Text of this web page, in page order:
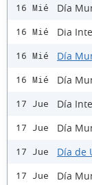
16 Mié Día
16 Mié Dia
16 Mié Día
16 Mié Día
17 Jue Día
17 Jue Día
17 Jue Día de
17 Jue Día